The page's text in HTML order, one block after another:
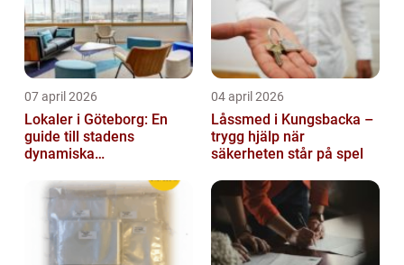
07 april 2026
Lokaler i Göteborg: En
guide till stadens
dynamiska
04 april 2026
Låssmed i Kungsbacka –
trygg hjälp när
säkerheten står på spel